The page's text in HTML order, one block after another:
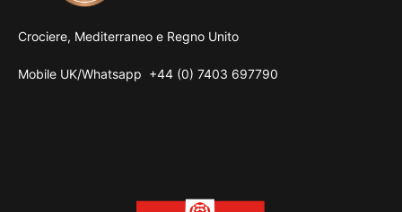
Crociere, Mediterraneo e Regno Unito
Mobile UK/Whatsapp +44 (0) 7403 697790